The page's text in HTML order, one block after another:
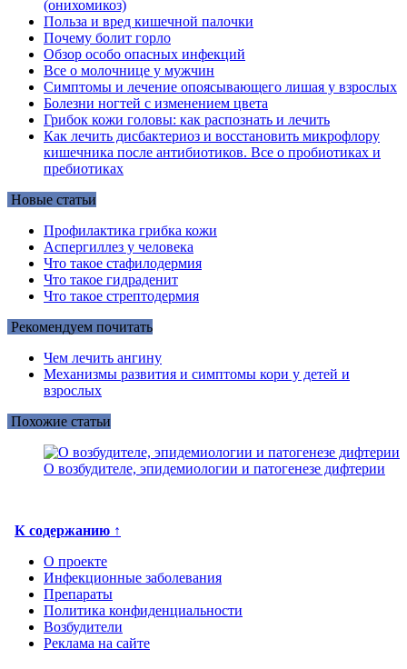
(онихомикоз)
Польза и вред кишечной палочки
Почему болит горло
Обзор особо опасных инфекций
Все о молочнице у мужчин
Симптомы и лечение опоясывающего лишая у взрослых
Болезни ногтей с изменением цвета
Грибок кожи головы: как распознать и лечить
Как лечить дисбактериоз и восстановить микрофлору
кишечника после антибиотиков. Все о пробиотиках и
пребиотиках
Новые статьи
Профилактика грибка кожи
Аспергиллез у человека
Что такое стафилодермия
Что такое гидраденит
Что такое стрептодермия
Рекомендуем почитать
Чем лечить ангину
Механизмы развития и симптомы кори у детей и
взрослых
Похожие статьи
О возбудителе, эпидемиологии и патогенезе дифтерии
К содержанию ↑
О проекте
Инфекционные заболевания
Препараты
Политика конфиденциальности
Возбудители
Реклама на сайте